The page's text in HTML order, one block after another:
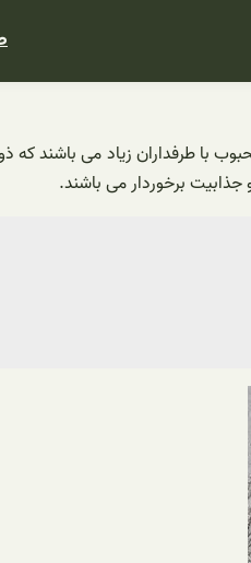
با طرفداران زیاد می باشند
جذابیت برخوردار می باشند.